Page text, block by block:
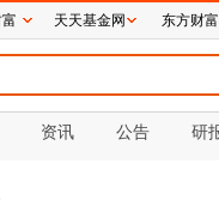
资讯 公告 研
天天基金网 东方财